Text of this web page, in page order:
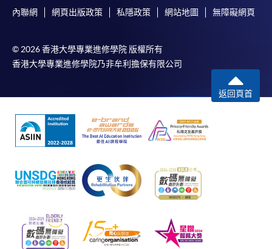
內聯網 網頁出版政策 私隱政策 網站地圖 無障礙網頁
© 2026 香港大學專業進修學院 版權所有
香港大學專業進修學院乃非牟利擔保有限公司
返回頁首